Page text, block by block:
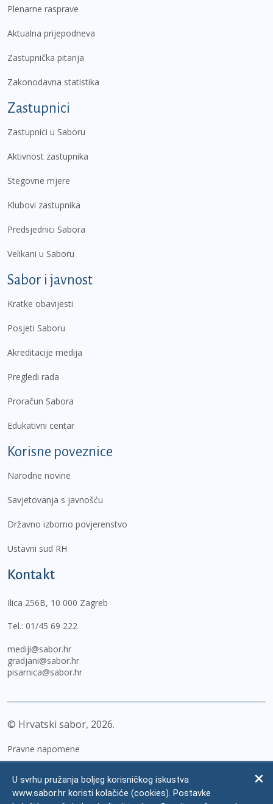
Plenarne rasprave
Aktualna prijepodneva
Zastupnička pitanja
Zakonodavna statistika
Zastupnici
Zastupnici u Saboru
Aktivnost zastupnika
Stegovne mjere
Klubovi zastupnika
Predsjednici Sabora
Velikani u Saboru
Sabor i javnost
Kratke obavijesti
Posjeti Saboru
Akreditacije medija
Pregledi rada
Proračun Sabora
Edukativni centar
Korisne poveznice
Narodne novine
Savjetovanja s javnošću
Državno izborno povjerenstvo
Ustavni sud RH
Kontakt
Ilica 256B, 10 000 Zagreb
Tel.: 01/45 69 222
mediji@sabor.hr
gradjani@sabor.hr
pisarnica@sabor.hr
© Hrvatski sabor, 2026
Pravne napomene
Zaštita osobnih podataka
U svrhu pružanja boljeg korisničkog iskustva
www.sabor.hr koristi kolačiće (cookies). Postavke